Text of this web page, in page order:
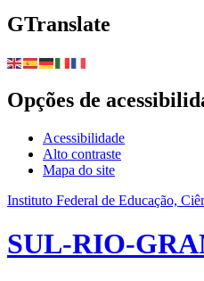
GTranslate
Opções de
Acessibilidade
Alto contraste
Mapa do site
Instituto Federal de Educação,
SUL-RIO-